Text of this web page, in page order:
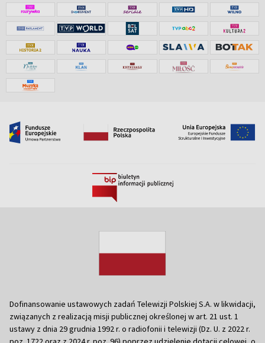
Dofinansowanie ustawowych zadań Telewizji Polskiej S.A. w likwidacji,
związanych z realizacją misji publicznej określonej w art. 21 ust. 1
ustawy z dnia 29 grudnia 1992 r. o radiofonii i telewizji (Dz. U. z 2022 r.